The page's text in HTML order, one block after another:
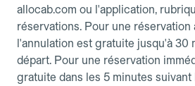
allocab.com ou l'application,
réservations. Pour une réservation
l'annulation est gratuite jusqu'à 30
départ. Pour une réservation
gratuite dans les 5 minutes